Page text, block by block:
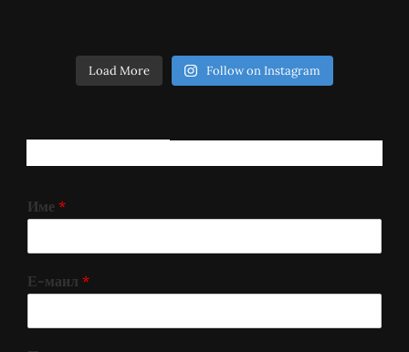
Load More Follow on Instagram
Име *
Е-маил *